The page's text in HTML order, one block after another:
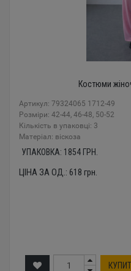
Костюми
Артикул: 79324065 1712-49
Розміри: 42-44, 46-48, 50-52
Кількість в упаковці: 3
Mатеріал: віскоза
УПАКОВКА: 1854 ГРН.
ЦІНА ЗА ОД.: 618 грн.